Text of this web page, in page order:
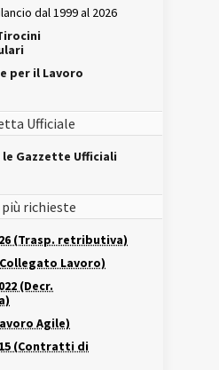
dal 1999 al 2026
per il Lavoro
Ufficiale
Gazzette Ufficiali
richieste
(Trasp. retributiva)
Lavoro)
(Decr.
Agile)
(Contratti di